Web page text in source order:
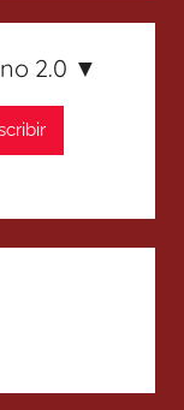
2.0 ▼